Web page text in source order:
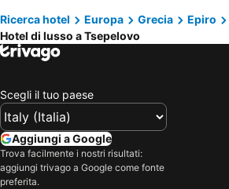
Vovoussa, hotel di lusso
Ricerca hotel Europa Grecia Epiro
Hotel di lusso a Tsepelovo
Scegli il tuo paese
Aggiungi a Google
Trova facilmente i nostri risultati:
aggiungi trivago a Google come fonte
preferita.